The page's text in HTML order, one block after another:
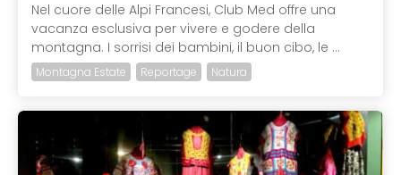
Nel cuore delle Alpi Francesi, Club Med offre una
vacanza esclusiva per vivere e godere della
montagna. I sorrisi dei bambini, il buon cibo, le ...
Montagna Estate Reportage Natura